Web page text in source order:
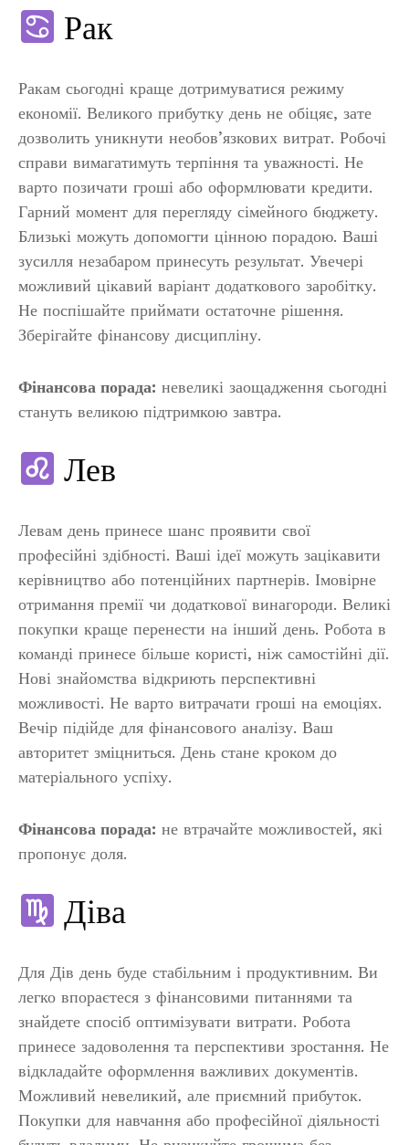
Рак
Ракам сьогодні краще дотримуватися режиму
економії. Великого прибутку день не обіцяє, зате
дозволить уникнути необов’язкових витрат. Робочі
справи вимагатимуть терпіння та уважності. Не
варто позичати гроші або оформлювати кредити.
Гарний момент для перегляду сімейного бюджету.
Близькі можуть допомогти цінною порадою. Ваші
зусилля незабаром принесуть результат. Увечері
можливий цікавий варіант додаткового заробітку.
Не поспішайте приймати остаточне рішення.
Зберігайте фінансову дисципліну.
Фінансова порада: невеликі заощадження сьогодні
стануть великою підтримкою завтра.
Лев
Левам день принесе шанс проявити свої
професійні здібності. Ваші ідеї можуть зацікавити
керівництво або потенційних партнерів. Імовірне
отримання премії чи додаткової винагороди. Великі
покупки краще перенести на інший день. Робота в
команді принесе більше користі, ніж самостійні дії.
Нові знайомства відкриють перспективні
можливості. Не варто витрачати гроші на емоціях.
Вечір підійде для фінансового аналізу. Ваш
авторитет зміцниться. День стане кроком до
матеріального успіху.
Фінансова порада: не втрачайте можливостей, які
пропонує доля.
Діва
Для Дів день буде стабільним і продуктивним. Ви
легко впораєтеся з фінансовими питаннями та
знайдете спосіб оптимізувати витрати. Робота
принесе задоволення та перспективи зростання. Не
відкладайте оформлення важливих документів.
Можливий невеликий, але приємний прибуток.
Покупки для навчання або професійної діяльності